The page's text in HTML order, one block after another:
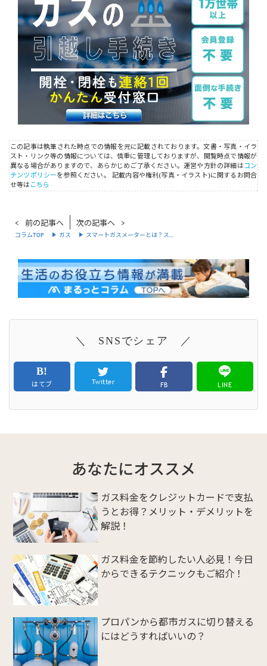
この記事は執筆された時点での情報を元に記載されております。文書・写真・イラ
スト・リンク等の情報については、慎重に管理しておりますが、閲覧時点で情報が
異なる場合がありますので、あらかじめご了承ください。運営や方針の詳細はコン
テンツポリシーを参照ください。
記載内容や権利(写真・イラスト)に関するお問合
せ等はこちら
前の記事へ 次の記事へ
コラムTOP ガス スマートガスメーターとは？ス…
＼ SNSでシェア ／
はてブ Twitter FB LINE
あなたにオススメ
ガス料金をクレジットカードで支払
うとお得？メリット・デメリットを
解説！
ガス料金を節約したい人必見！今日
からできるテクニックもご紹介！
プロパンから都市ガスに切り替える
にはどうすればいいの？